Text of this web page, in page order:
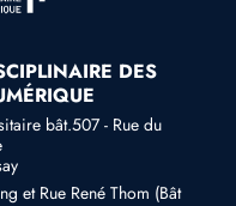
DES
bât.507 - Rue du
et Rue René Thom (Bât